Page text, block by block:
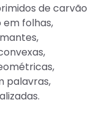
de carvão
folhas,
palavras,